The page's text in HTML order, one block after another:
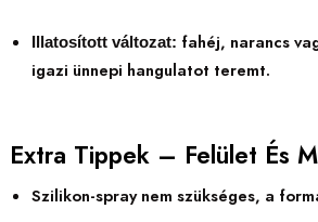
Illatosított változat: fahéj, narancs
igazi ünnepi hangulatot teremt.
Extra Tippek – Felület És
Szilikon-spray nem szükséges, a